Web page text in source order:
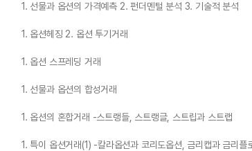
1. 선물과 옵션의 가격예측 2. 펀더멘털 분석 3. 기술적 분석
1. 옵션헤징 2. 옵션 투기거래
1. 옵션 스프레딩 거래
1. 선물과 옵션의 합성거래
1. 옵션의 혼합거래 -스트랭들, 스트랭글, 스트립과 스트랩
1. 특이 옵션거래(1) -칼라옵션과 코리도옵션, 금리캡과 금리플